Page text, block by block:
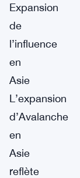
Expansion
de
l’influence
en
Asie
L’expansion
d’Avalanche
en
Asie
reflète